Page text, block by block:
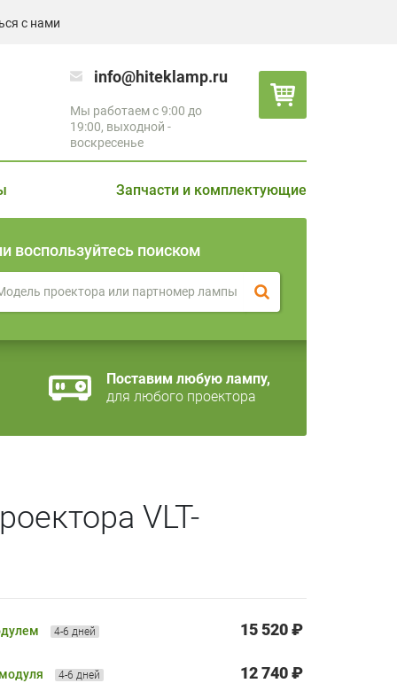
с нами
info@hiteklamp.ru
Мы работаем с 9:00 до
19:00, выходной -
воскресенье
Запчасти и комплектующие
воспользуйтесь поиском
Поставим любую лампу,
для любого проектора
VLT-
4-6 дней 15 520 ₽
4-6 дней 12 740 ₽